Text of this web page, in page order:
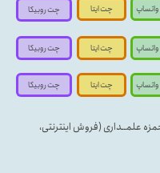
علمــداری (فروش اینترنتی،
چت ایتا
چت ایتا
چت ایتا
چت روبیکا
چت روبیکا
چت روبیکا